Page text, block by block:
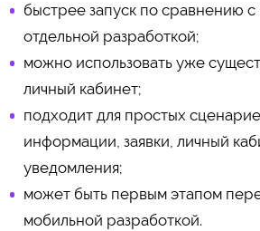
быстрее запуск по сравнению
отдельной разработкой;
можно использовать уже
личный кабинет;
подходит для простых
информации, заявки, личный
уведомления;
может быть первым этапом
мобильной разработкой.